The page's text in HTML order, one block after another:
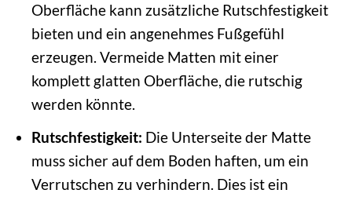
Oberfläche kann zusätzliche Rutschfestigkeit
bieten und ein angenehmes Fußgefühl
erzeugen. Vermeide Matten mit einer
komplett glatten Oberfläche, die rutschig
werden könnte.
Rutschfestigkeit: Die Unterseite der Matte
muss sicher auf dem Boden haften, um ein
Verrutschen zu verhindern. Dies ist ein